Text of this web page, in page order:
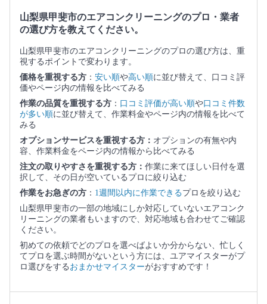
山梨県甲斐市のエアコンクリーニングのプロ・業者
の選び方を教えてください。
山梨県甲斐市のエアコンクリーニングのプロの選び方は、重
視するポイントで変わります。
価格を重視する方 ： 安い順や高い順に並び替えて、口コミ評
価やページ内の情報を比べてみる
作業の品質を重視する方 ： 口コミ評価が高い順や口コミ件数
が多い順に並び替えて、作業料金やページ内の情報を比べて
みる
オプションサービスを重視する方： オプションの有無や内
容、作業料金をページ内の情報から比べてみる
注文の取りやすさを重視する方： 作業に来てほしい日付を選
択して、その日が空いているプロに絞り込む
作業をお急ぎの方 ： 1週間以内に作業できるプロを絞り込む
山梨県甲斐市の一部の地域にしか対応していないエアコンク
リーニングの業者もいますので、対応地域も合わせてご確認
ください。
初めての依頼でどのプロを選べばよいか分からない、忙しく
てプロを選ぶ時間がないという方には、ユアマイスターがプ
ロ選びをする おまかせマイスターがおすすめです！